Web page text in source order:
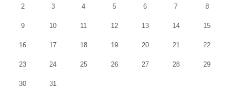
2 3 4 5 6 7 8
9 10 11 12 13 14 15
16 17 18 19 20 21 22
23 24 25 26 27 28 29
30 31